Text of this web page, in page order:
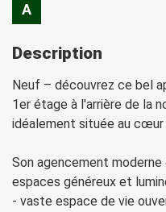
A
Description
Neuf – découvrez ce bel
1er étage à l'arrière de la
idéalement située au cœur
Son agencement
espaces généreux et
- vaste espace de vie